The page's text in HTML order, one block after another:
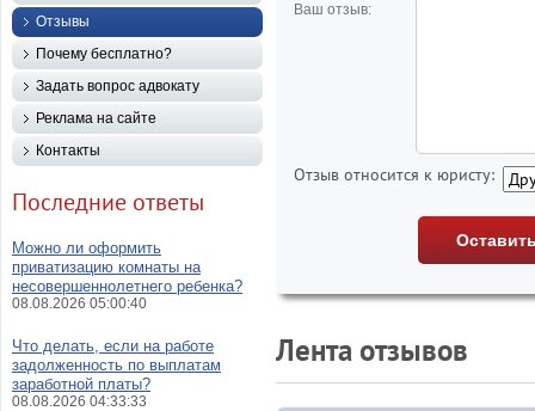
Ваш отзыв:
Отзыв относится к юристу:
Лента отзывов
Отзывы
Почему бесплатно?
Задать вопрос адвокату
Реклама на сайте
Контакты
Последние ответы
Можно ли оформить
приватизацию комнаты на
несовершеннолетнего ребенка?
08.08.2026 05:00:40
Что делать, если на работе
задолженность по выплатам
заработной платы?
08.08.2026 04:33:33